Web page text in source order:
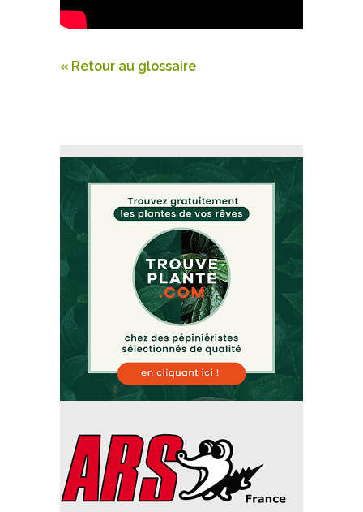
« Retour au glossaire